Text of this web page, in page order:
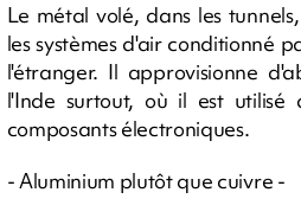
Le métal volé, dans les
les systèmes d'air conditionné
l'étranger. Il approvisionne
l'Inde surtout, où il est
composants électroniques.
- Aluminium plutôt que cuivre -